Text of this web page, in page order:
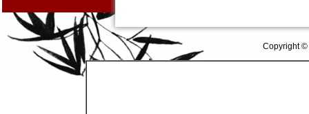
Copyright ©